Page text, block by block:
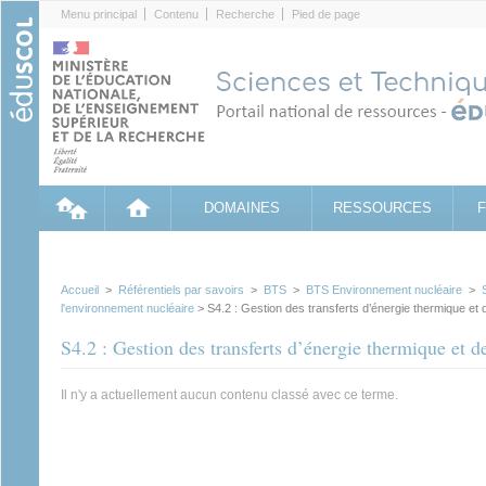
Menu principal Contenu Recherche Pied de page
DOMAINES RESSOURCES
Accueil > Référentiels par savoirs > BTS > BTS Environnement nucléaire >
l'environnement nucléaire > S4.2 : Gestion des transferts d’énergie thermique et
S4.2 : Gestion des transferts d’énergie thermique et
Il n'y a actuellement aucun contenu classé avec ce terme.